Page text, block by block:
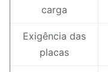
carga
Exigência das
placas